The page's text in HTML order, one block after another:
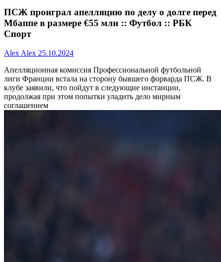
ПСЖ проиграл апелляцию по делу о долге перед
Мбаппе в размере €55 млн :: Футбол :: РБК
Спорт
Alex Alex 25.10.2024
Апелляционная комиссия Профессиональной футбольной
лиги Франции встала на сторону бывшего форварда ПСЖ. В
клубе заявили, что пойдут в следующие инстанции,
продолжая при этом попытки уладить дело мирным
соглашением